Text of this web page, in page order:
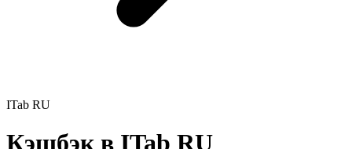
ITab RU
Кэшбэк в ITab RU